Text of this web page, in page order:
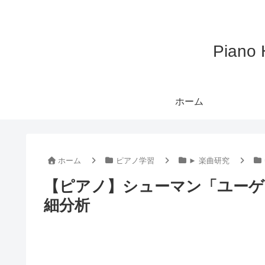
Piano
ホーム
ホーム ピアノ学習 ► 楽曲研究
【ピアノ】シューマン「ユー
細分析